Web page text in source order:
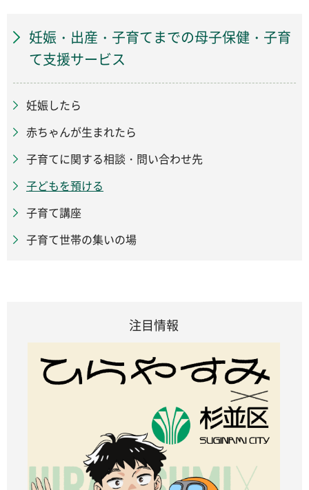
妊娠・出産・子育てまでの母子保健・子育
て支援サービス
妊娠したら
赤ちゃんが生まれたら
子育てに関する相談・問い合わせ先
子どもを預ける
子育て講座
子育て世帯の集いの場
注目情報